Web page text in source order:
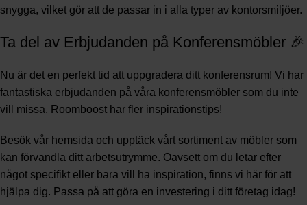
snygga, vilket gör att de passar in i alla typer av kontorsmiljöer.
Ta del av Erbjudanden på Konferensmöbler 🎉
Nu är det en perfekt tid att uppgradera ditt konferensrum! Vi har
fantastiska erbjudanden på våra konferensmöbler som du inte
vill missa. Roomboost har fler inspirationstips!
Besök vår hemsida och upptäck vårt sortiment av möbler som
kan förvandla ditt arbetsutrymme. Oavsett om du letar efter
något specifikt eller bara vill ha inspiration, finns vi här för att
hjälpa dig. Passa på att göra en investering i ditt företag idag!